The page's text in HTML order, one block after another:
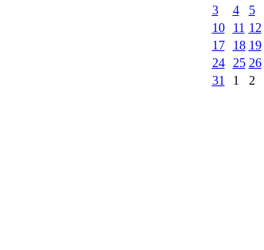
3
4 5
10
11 12
17
18 19
24
25 26
31
1 2